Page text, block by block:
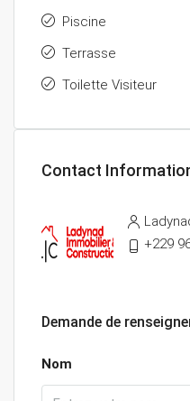
Piscine
Terrasse
Toilette Visiteur
Contact
+229
Demande de
Nom